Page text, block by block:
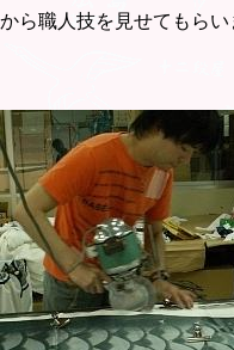
から職人技を見せてもらい